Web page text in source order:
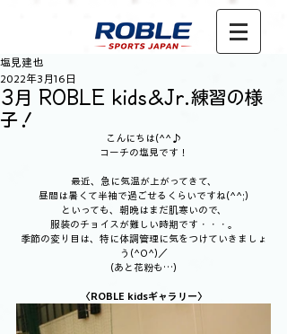
3月 ROBLE kids＆Jr.練習の様
子！
塩見建也
2022年3月16日
こんにちは(^^♪
コーチの塩見です！
最近、急に気温が上がってきて、
昼間は暑くて半袖で過ごせるくらいですね(^^;)
といっても、朝晩はまだ肌寒いので、
服装のチョイスが難しい時期です・・・。
季節の変り目は、特に体調管理に気をつけていきましょ
う(^O^)／
(あと花粉も…)
〈ROBLE kidsギャラリー〉